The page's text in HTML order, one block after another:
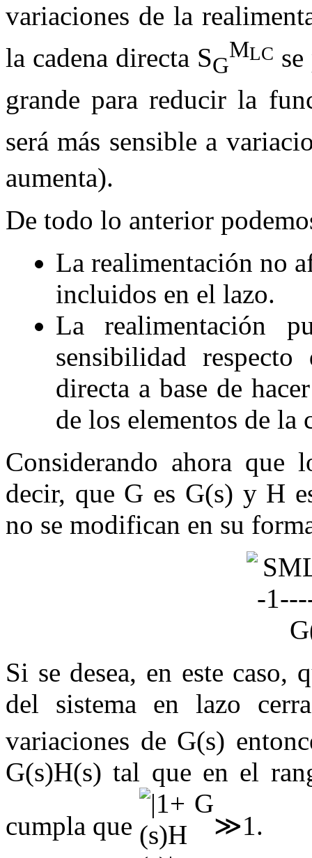
variaciones de la
la cadena directa SG
MLC
grande para reducir la
será más sensible a
aumenta).
De todo lo anterior
La realimentación no
incluidos en el lazo.
La realimentación
sensibilidad
directa a base de
de los elementos de la
Considerando ahora que
decir, que G es G(s) y H
no se modifican en su
Si se desea, en este caso,
del sistema en lazo
variaciones de G(s)
G(s)H(s) tal que en el
cumpla que
≫1.